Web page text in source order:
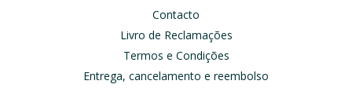
Contacto
Livro de Reclamações
Termos e Condições
Entrega, cancelamento e reembolso